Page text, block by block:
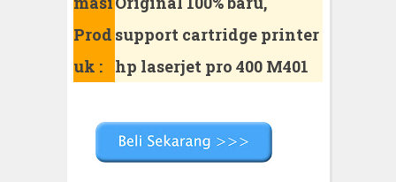
Prod
uk :
support cartridge printer
hp laserjet pro 400 M401